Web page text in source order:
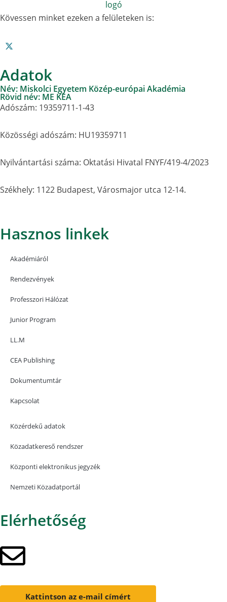
Kövessen minket ezeken a felületeken is:
Adatok
Név: Miskolci Egyetem Közép-európai Akadémia
Rövid név: ME KEA
Adószám: 19359711-1-43
Közösségi adószám: HU19359711
Nyilvántartási száma: Oktatási Hivatal FNYF/419-4/2023
Székhely: 1122 Budapest, Városmajor utca 12-14.
Hasznos linkek
Akadémiáról
Rendezvények
Professzori Hálózat
Junior Program
LL.M
CEA Publishing
Dokumentumtár
Kapcsolat
Közérdekű adatok
Közadatkereső rendszer
Központi elektronikus jegyzék
Nemzeti Közadatportál
Elérhetőség
Kattintson az e-mail címért